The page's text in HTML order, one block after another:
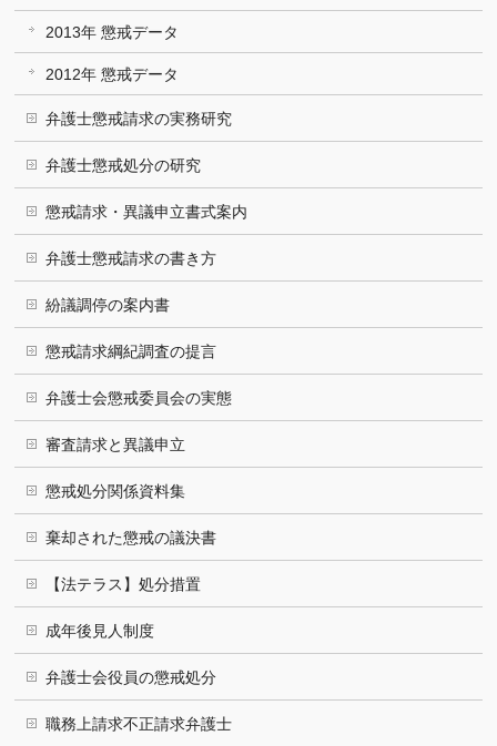
2013年 懲戒データ
2012年 懲戒データ
弁護士懲戒請求の実務研究
弁護士懲戒処分の研究
懲戒請求・異議申立書式案内
弁護士懲戒請求の書き方
紛議調停の案内書
懲戒請求綱紀調査の提言
弁護士会懲戒委員会の実態
審査請求と異議申立
懲戒処分関係資料集
棄却された懲戒の議決書
【法テラス】処分措置
成年後見人制度
弁護士会役員の懲戒処分
職務上請求不正請求弁護士